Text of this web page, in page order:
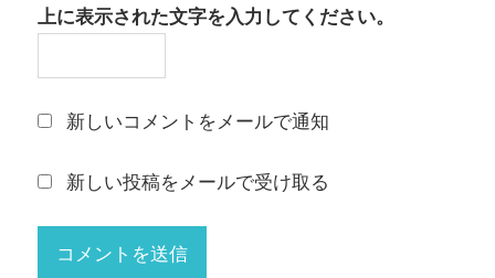
上に表示された文字を入力してください。
新しいコメントをメールで通知
新しい投稿をメールで受け取る